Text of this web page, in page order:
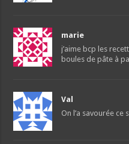
marie
j’aime bcp les
boules de pâte à
Val
On l’a savourée ce